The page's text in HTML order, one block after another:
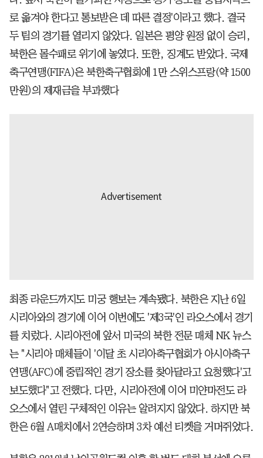
로 옮겨야 한다고 통보받은 데 따른 결정'이라고 했다. 결국
두 팀의 경기를 열리지 않았다. 일본은 평양 원정 없이 승리,
북한은 몰수패로 위기에 놓였다. 또한, 징계도 받았다. 국제
축구연맹(FIFA)은 북한축구협회에 1만 스위스프랑(약 1500
만원)의 제재금을 부과했다
최종 라운드까지도 미궁 행보는 계속됐다. 북한은 지난 6일
시리아와의 경기에 이어 이번에도 '제3국'인 라오스에서 경기
를 치렀다. 시리아전에 앞서 미국의 북한 전문 매체 NK 뉴스
는 "시리아 매체들이 '이달 초 시리아축구협회가 아시아축구
연맹(AFC)에 중립적인 경기 장소를 찾아달라고 요청했다'고
보도했다"고 전했다. 다만, 시리아전에 이어 미얀마전도 라
오스에서 열린 구체적인 이유는 알려지지 않았다. 하지만 북
한은 6월 A매치에서 2연승하며 3차 예선 티켓을 거머쥐었다.